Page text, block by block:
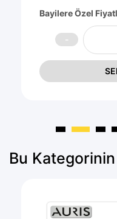
Bayilere Özel
Bu